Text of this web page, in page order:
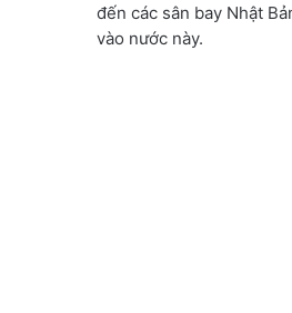
đến các sân bay Nhật
vào nước này.